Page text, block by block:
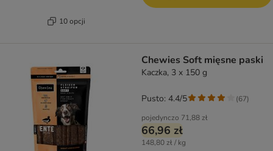
10 opcji
Chewies Soft mięsne paski
Kaczka, 3 x 150 g
pojedynczo 71,88 zł
66,96 zł
148,80 zł / kg
Pusto: 4.4/5 (67)